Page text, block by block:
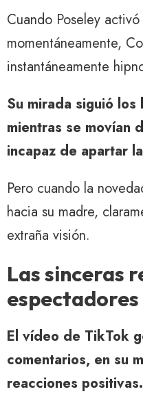
Cuando Poseley
momentáneamente,
instantáneamente
Su mirada siguió los
mientras se movían
incapaz de apartar
Pero cuando la
hacia su madre,
extraña visión.
Las sinceras
espectadores
El vídeo de TikTok
comentarios, en su
reacciones positivas.